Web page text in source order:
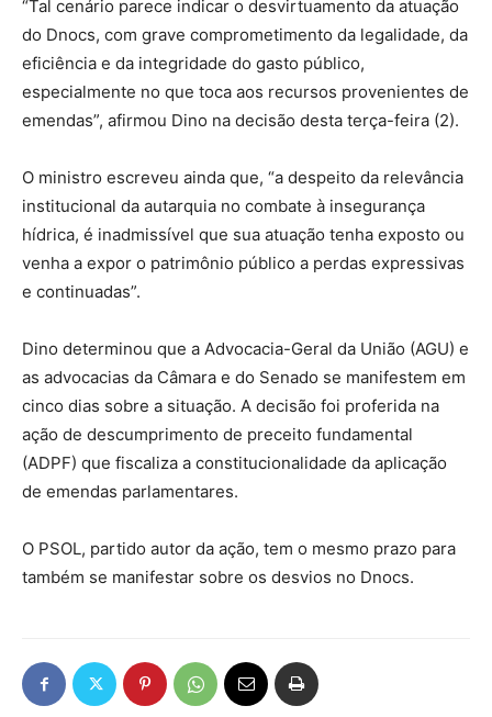
“Tal cenário parece indicar o desvirtuamento da atuação
do Dnocs, com grave comprometimento da legalidade, da
eficiência e da integridade do gasto público,
especialmente no que toca aos recursos provenientes de
emendas”, afirmou Dino na decisão desta terça-feira (2).
O ministro escreveu ainda que, “a despeito da relevância
institucional da autarquia no combate à insegurança
hídrica, é inadmissível que sua atuação tenha exposto ou
venha a expor o patrimônio público a perdas expressivas
e continuadas”.
Dino determinou que a Advocacia-Geral da União (AGU) e
as advocacias da Câmara e do Senado se manifestem em
cinco dias sobre a situação. A decisão foi proferida na
ação de descumprimento de preceito fundamental
(ADPF) que fiscaliza a constitucionalidade da aplicação
de emendas parlamentares.
O PSOL, partido autor da ação, tem o mesmo prazo para
também se manifestar sobre os desvios no Dnocs.